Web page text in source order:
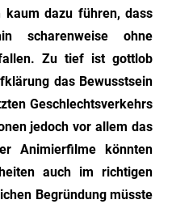
kaum dazu führen, dass
scharenweise ohne
Zu tief ist gottlob
das Bewusstsein
Geschlechtsverkehrs
jedoch vor allem das
Animierfilme könnten
auch im richtigen
Begründung müsste